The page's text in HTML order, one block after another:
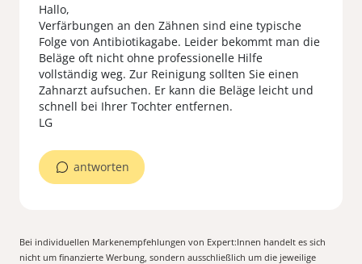
Hallo,
Verfärbungen an den Zähnen sind eine typische
Folge von Antibiotikagabe. Leider bekommt man die
Beläge oft nicht ohne professionelle Hilfe
vollständig weg. Zur Reinigung sollten Sie einen
Zahnarzt aufsuchen. Er kann die Beläge leicht und
schnell bei Ihrer Tochter entfernen.
LG
antworten
Bei individuellen Markenempfehlungen von Expert:Innen handelt es sich
nicht um finanzierte Werbung, sondern ausschließlich um die jeweilige